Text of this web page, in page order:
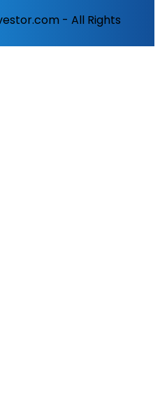
- All Rights